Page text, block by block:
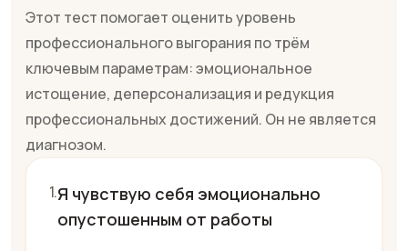
Этот тест помогает оценить уровень
профессионального выгорания по трём
ключевым параметрам: эмоциональное
истощение, деперсонализация и редукция
профессиональных достижений. Он не является
диагнозом.
Я чувствую себя эмоционально
опустошенным от работы